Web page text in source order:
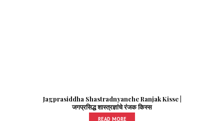
Jagprasiddha Shastradnyanche Ranjak Kisse |
जगप्रसिद्ध शास्त्रज्ञांचे रंजक किस्स
READ MORE